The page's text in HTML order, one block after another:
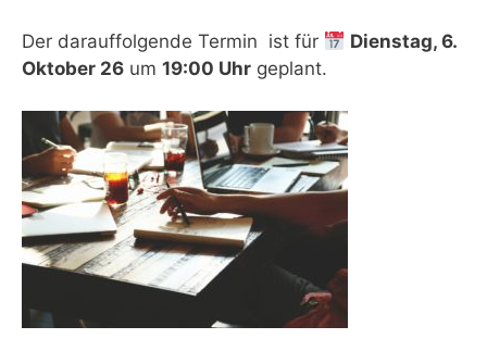
Der darauffolgende Termin ist für
Dienstag, 6.
Oktober 26 um 19:00 Uhr geplant.